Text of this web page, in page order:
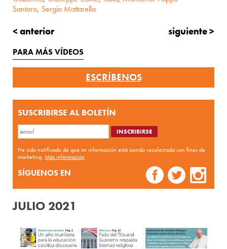
Santoro, Sergio Mattarella
< anterior siguiente >
PARA MÁS VÍDEOS
ESCRÍBENOS
SUSCRIBIRSE AL BOLETÍN
He sido notificado de que mi información está siendo recolectada con fines de
marketing.Más información
SÍGUENOS EN
JULIO 2021